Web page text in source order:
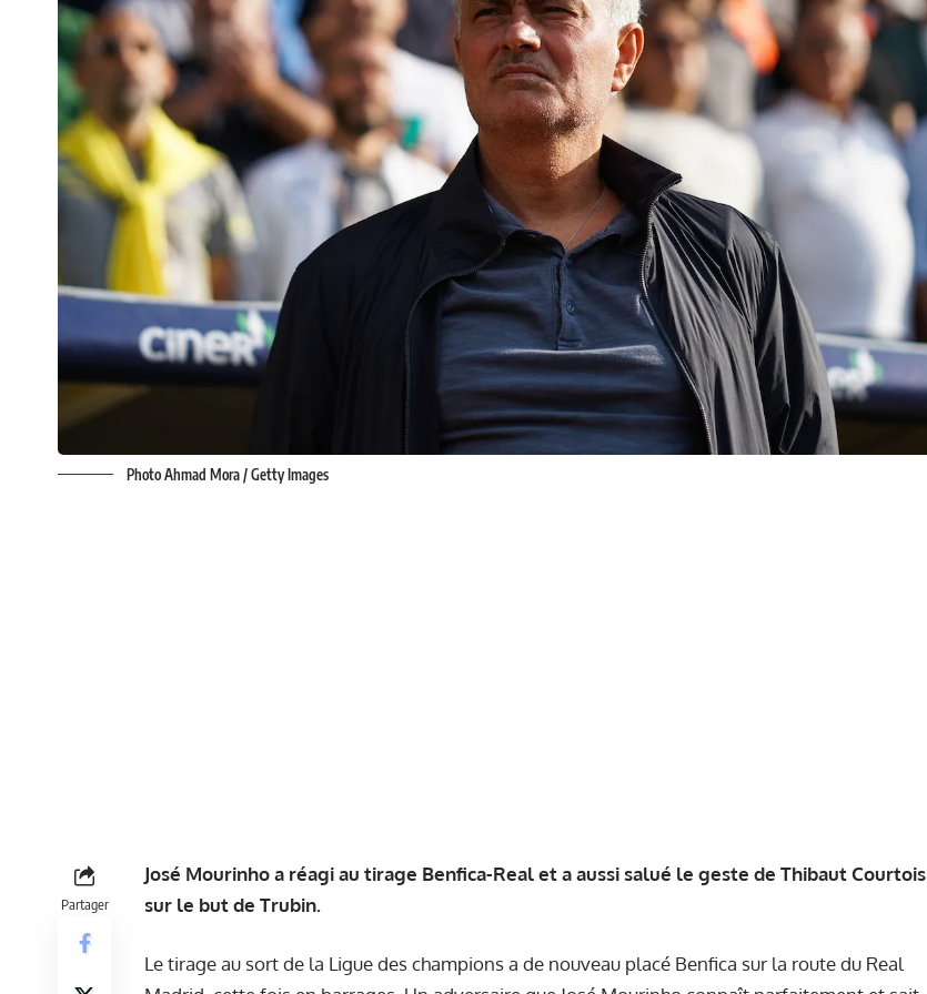
Photo Ahmad Mora / Getty Images
Partager
José Mourinho a réagi au tirage Benfica-Real et a aussi salué le geste de Thibaut Courtois
sur le but de Trubin.
Le tirage au sort de la Ligue des champions a de nouveau placé Benfica sur la route du Real